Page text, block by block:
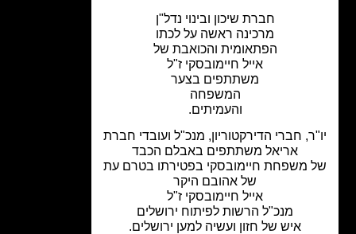
חברת שיכון ובינוי נדל"ן
מרכינה ראשה על לכתו
הפתאומית והכואבת של
אייל חיימובסקי ז"ל
משתתפים בצער
המשפחה
והעמיתים.
חברי הדירקטוריון, מנכ"ל ועובדי חברת
אריאל משתתפים באבלם הכבד
משפחת חיימובסקי בפטירתו בטרם עת
של אהובם היקר
אייל חיימובסקי ז"ל
מנכ"ל הרשות לפיתוח ירושלים
איש של חזון ועשיה למען ירושלים.